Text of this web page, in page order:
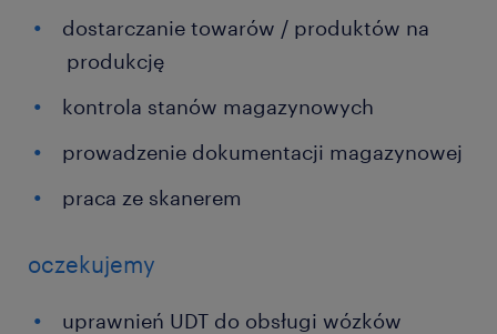
dostarczanie towarów / produktów na
produkcję
kontrola stanów magazynowych
prowadzenie dokumentacji magazynowej
praca ze skanerem
oczekujemy
uprawnień UDT do obsługi wózków